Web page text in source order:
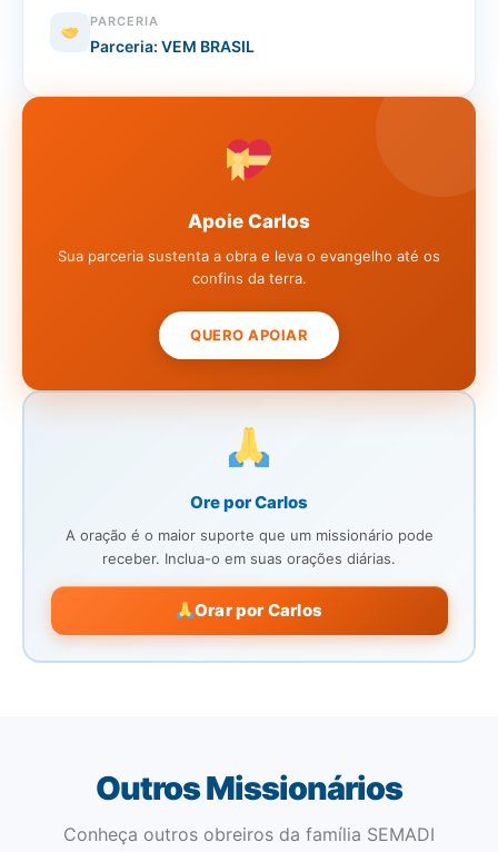
PARCERIA
Parceria: VEM BRASIL
Apoie Carlos
Sua parceria sustenta a obra e leva o evangelho até os
confins da terra.
QUERO APOIAR
Ore por Carlos
A oração é o maior suporte que um missionário pode
receber. Inclua-o em suas orações diárias.
Orar por Carlos
Outros Missionários
Conheça outros obreiros da família SEMADI